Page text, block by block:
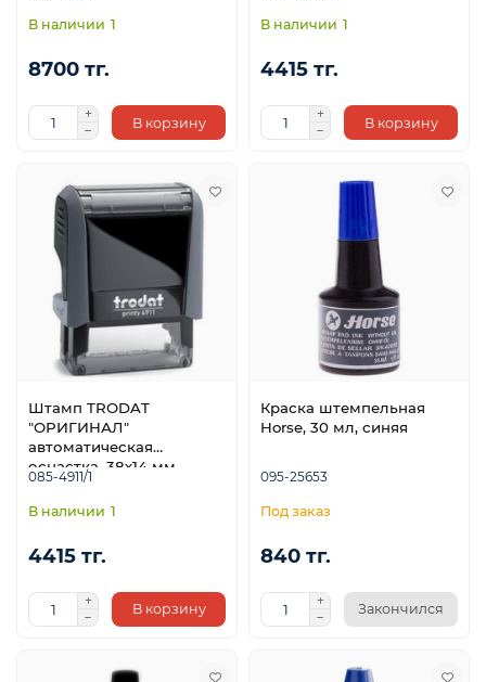
1
8700 тг.
В корзину
1
4415 тг.
В корзину
Штамп TRODAT
"ОРИГИНАЛ"
автоматическая
оснастка, 38х14 мм
085-4911/1
1
4415 тг.
В корзину
Краска штемпельная
Horse, 30 мл, синяя
095-25653
840 тг.
Закончился